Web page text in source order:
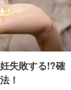
失敗する!?確
！